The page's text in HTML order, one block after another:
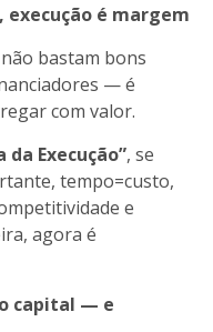
execução é margem
bastam bons
— é
com valor.
da Execução”, se
tempo=custo,
e
agora é
capital — e